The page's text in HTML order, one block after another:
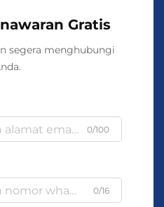
Gratis
segera menghubungi
0/100
0/16